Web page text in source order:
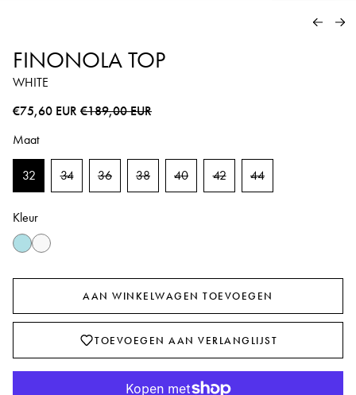
FINONOLA TOP
WHITE
Normale prijs
€75,60 EUR Sale prijs
€189,00 EUR
Maat
32 34 36 38 40 42 44
Kleur
AAN WINKELWAGEN TOEVOEGEN
TOEVOEGEN AAN VERLANGLIJST